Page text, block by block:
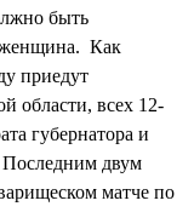
быть
женщина. Как
приедут
области, всех 12-
губернатора и
Последним двум
матче по